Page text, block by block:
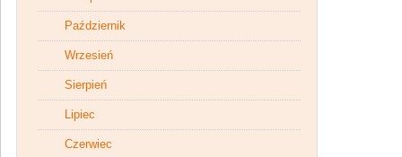
Październik
Wrzesień
Sierpień
Lipiec
Czerwiec